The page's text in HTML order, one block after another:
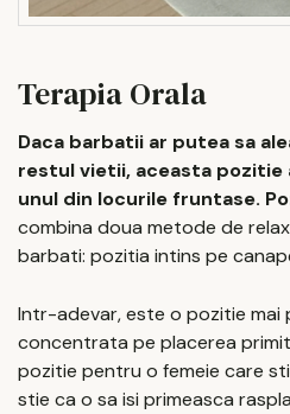
Terapia Orala
Daca barbatii ar putea sa
restul vietii, aceasta pozitie
unul din locurile fruntase.
combina doua metode de
barbati: pozitia intins pe
Intr-adevar, este o pozitie mai
concentrata pe placerea
pozitie pentru o femeie care
stie ca o sa isi primeasca